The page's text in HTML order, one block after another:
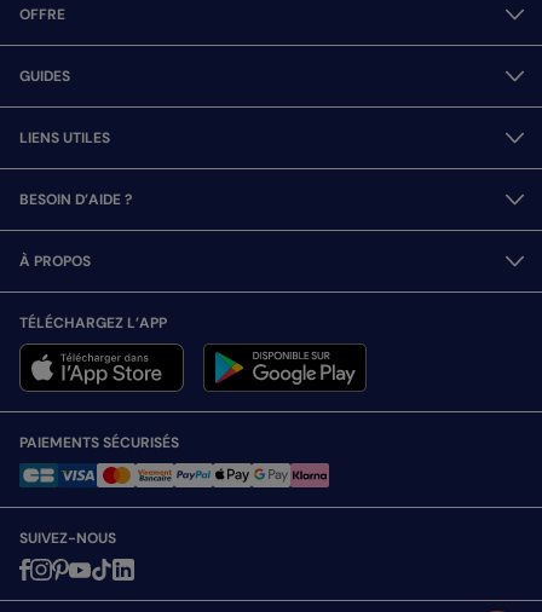
OFFRE
GUIDES
LIENS UTILES
BESOIN D’AIDE ?
À PROPOS
TÉLÉCHARGEZ L’APP
PAIEMENTS SÉCURISÉS
SUIVEZ-NOUS